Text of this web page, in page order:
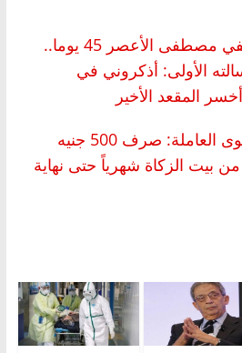
تجديد حبس الصحفي مصطفى الأعصر 45 يوما..
الأولى: أذكروني في
المقعد الأخير
شيخ الأزهر ووزير القوى العاملة: صرف 500 جنيه
من بيت الزكاة شهرياً حتى نهاية